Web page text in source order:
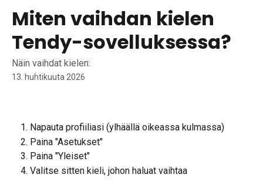
Miten vaihdan kielen
Tendy-sovelluksessa?
Näin vaihdat kielen:
13. huhtikuuta 2026
Napauta profiiliasi (ylhäällä oikeassa kulmassa)
Paina "Asetukset"
Paina "Yleiset"
Valitse sitten kieli, johon haluat vaihtaa